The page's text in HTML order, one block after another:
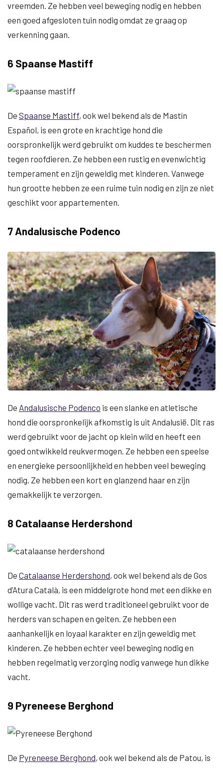
vreemden. Ze hebben veel beweging nodig en hebben
een goed afgesloten tuin nodig omdat ze graag op
verkenning gaan.
6 Spaanse Mastiff
De Spaanse Mastiff, ook wel bekend als de Mastín
Español, is een grote en krachtige hond die
oorspronkelijk werd gebruikt om kuddes te beschermen
tegen roofdieren. Ze hebben een rustig en evenwichtig
temperament en zijn geweldig met kinderen. Vanwege
hun grootte hebben ze een ruime tuin nodig en zijn ze niet
geschikt voor appartementen.
7 Andalusische Podenco
De Andalusische Podenco is een slanke en atletische
hond die oorspronkelijk afkomstig is uit Andalusië. Dit ras
werd gebruikt voor de jacht op klein wild en heeft een
goed ontwikkeld reukvermogen. Ze hebben een speelse
en energieke persoonlijkheid en hebben veel beweging
nodig. Ze hebben een kort en glanzend haar en zijn
gemakkelijk te verzorgen.
8 Catalaanse Herdershond
De Catalaanse Herdershond, ook wel bekend als de Gos
d’Atura Català, is een middelgrote hond met een dikke en
wollige vacht. Dit ras werd traditioneel gebruikt voor de
herders van schapen en geiten. Ze hebben een
aanhankelijk en loyaal karakter en zijn geweldig met
kinderen. Ze hebben echter veel beweging nodig en
hebben regelmatig verzorging nodig vanwege hun dikke
vacht.
9 Pyreneese Berghond
De Pyreneese Berghond, ook wel bekend als de Patou, is